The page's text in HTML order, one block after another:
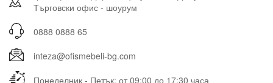
Търговски офис - шоурум
0888 0888 65
inteza@ofismebeli-bg.com
Понеделник - Петък: от 09:00 до 17:30 часа